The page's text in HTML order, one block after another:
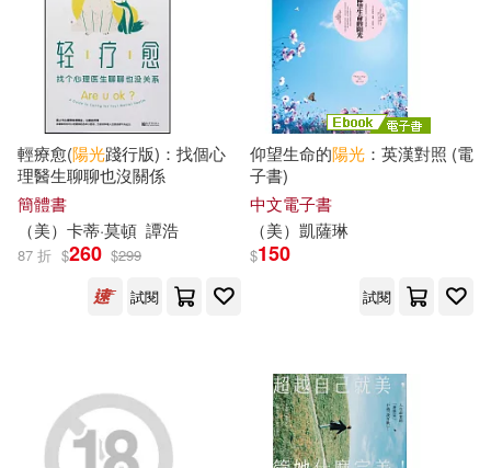
川上奈々美(120)
VALCLIMB(119)
結城光流(117)
本書編委會(113)
デジタルピーチ(112)
プレステージ出版(110)
SONY MUSIC(826)
慕客館(795)
長鴻出版社(795)
江蘇人民出版社(763)
湖南文藝出版社(754)
生活‧讀書‧新知三聯書店(746)
輕療愈(陽光踐行版)：找個心
理醫生聊聊也沒關係
簡體書
（美）卡蒂·莫頓 譚浩
87 折 $260 $299
試閱
仰望生命的陽光 ：英漢對照 (電
子書)
中文電子書
（美）凱薩琳
$150
試閱